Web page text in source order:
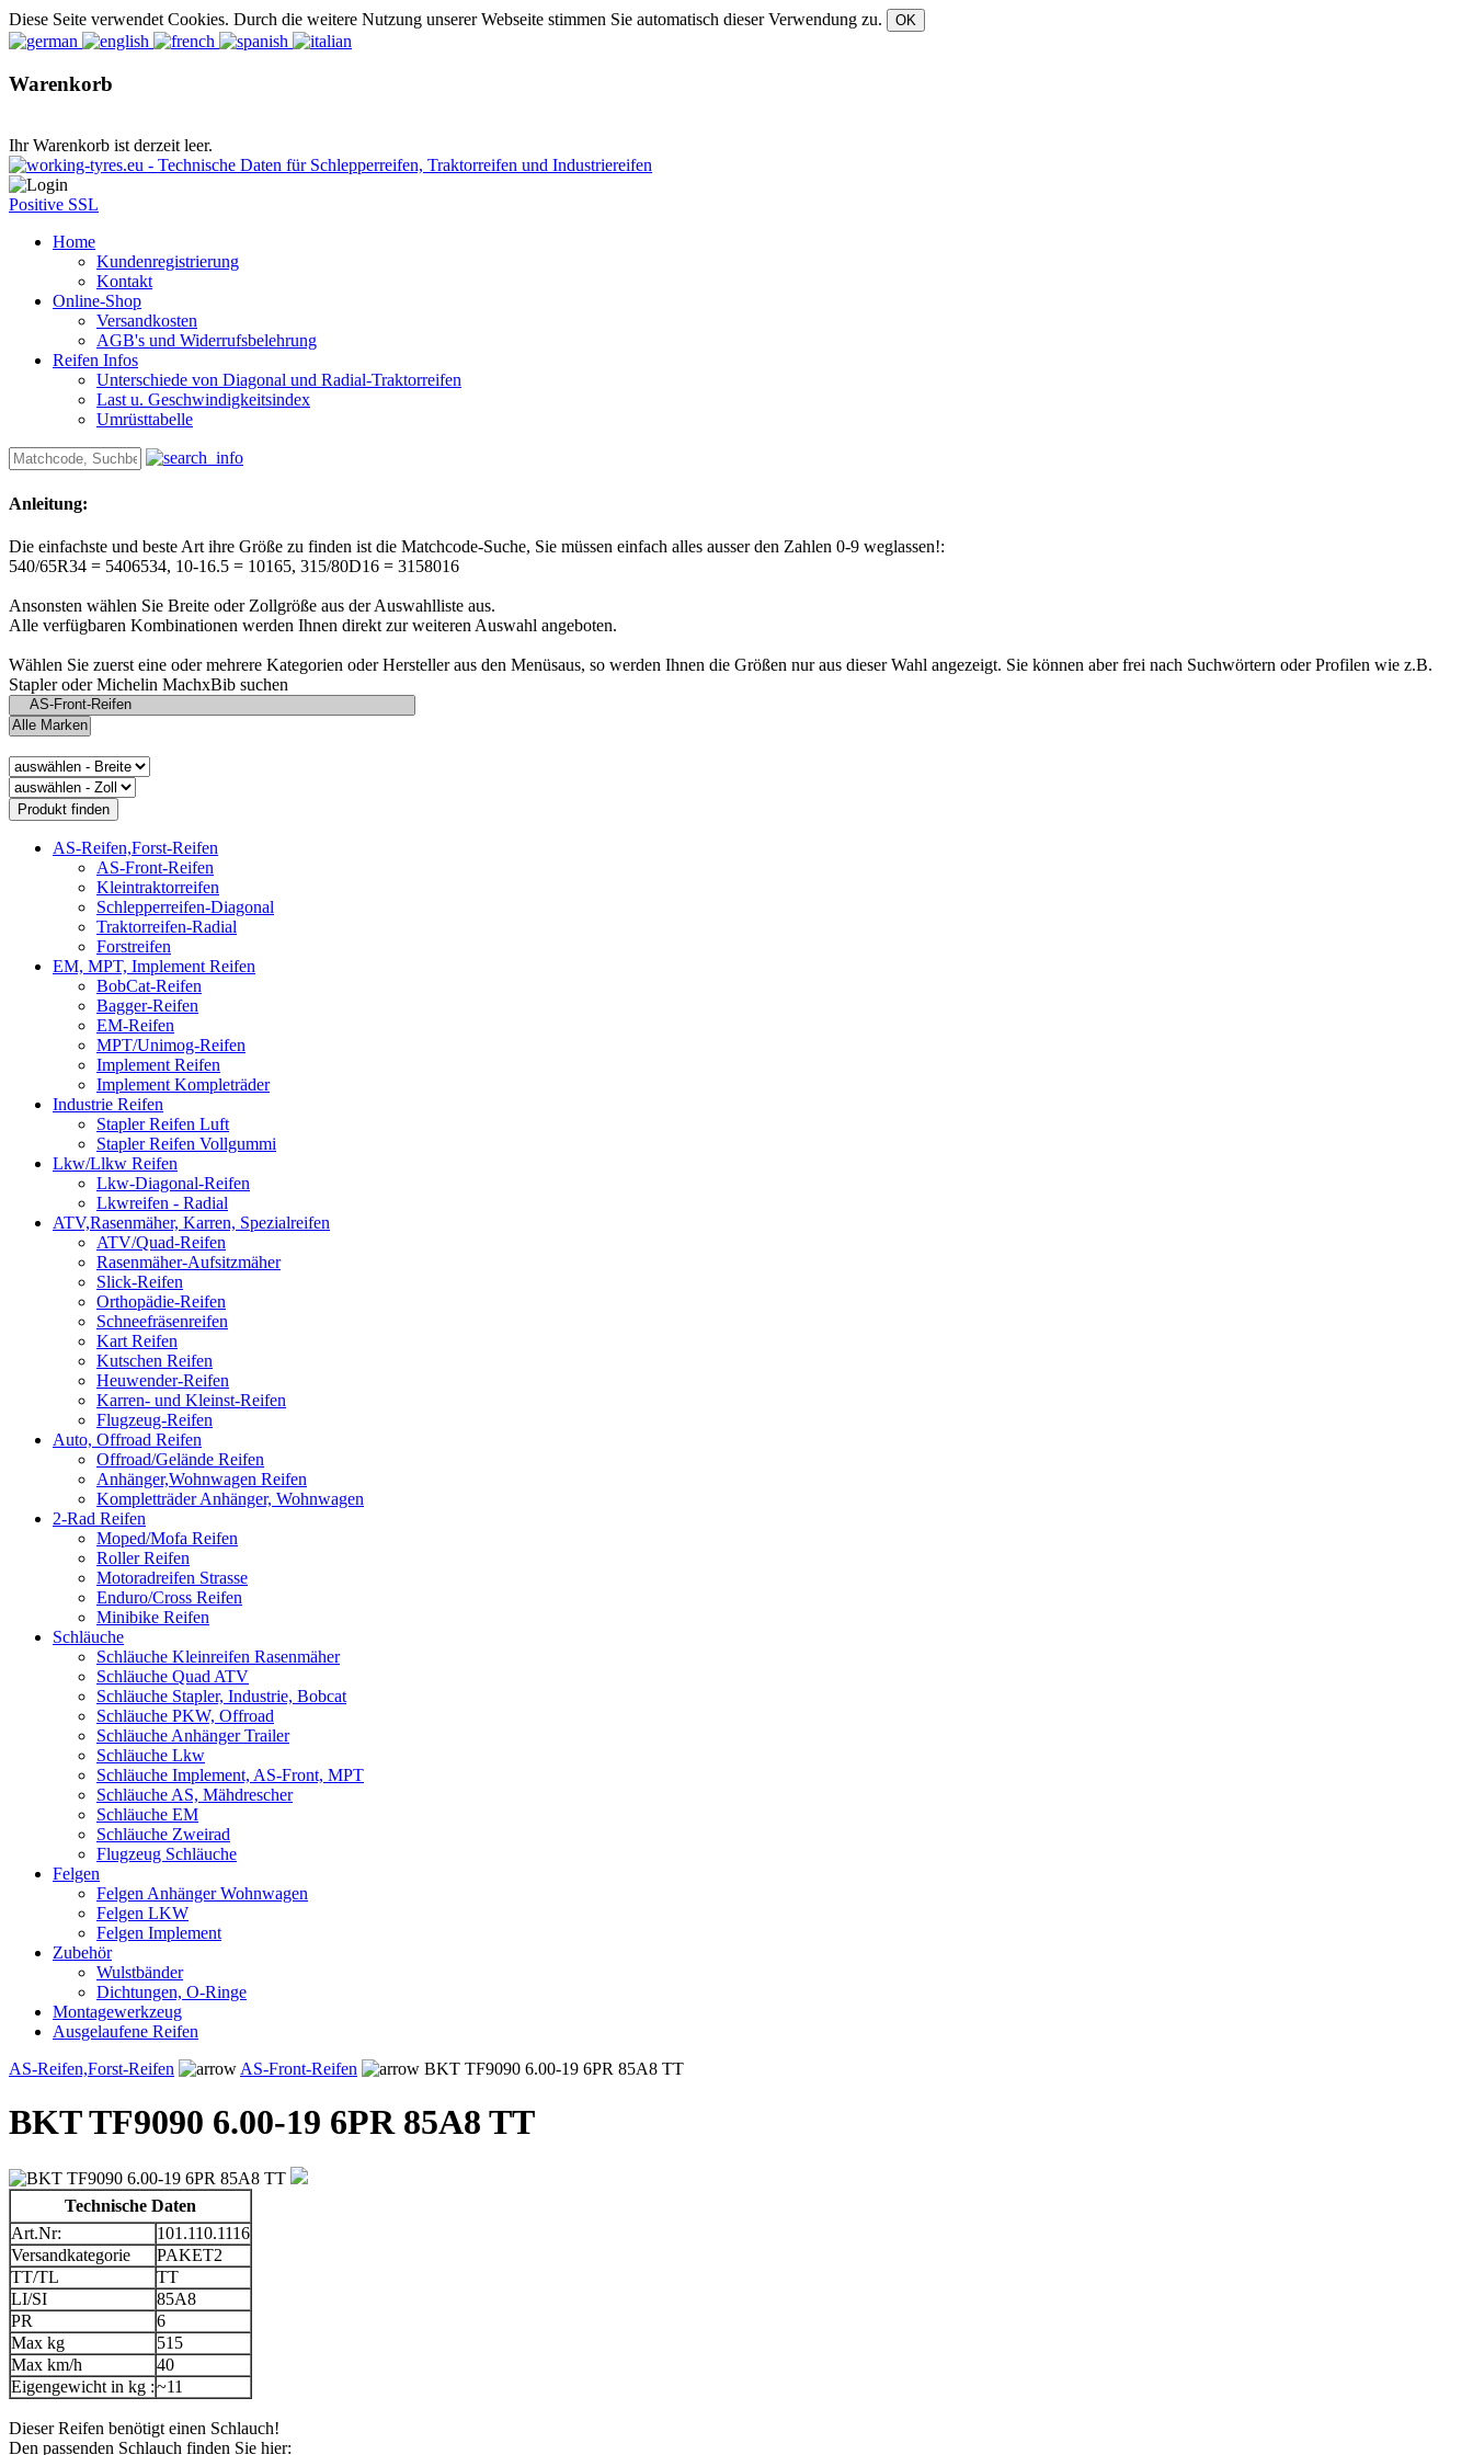
Diese Seite verwendet Cookies. Durch die weitere Nutzung unserer Webseite stimmen Sie automatisch dieser Verwendung zu.
Warenkorb
Ihr Warenkorb ist derzeit leer.
Positive SSL
Home
Kundenregistrierung
Kontakt
Online-Shop
Versandkosten
AGB's und Widerrufsbelehrung
Reifen Infos
Unterschiede von Diagonal und Radial-Traktorreifen
Last u. Geschwindigkeitsindex
Umrüsttabelle
Anleitung:
Die einfachste und beste Art ihre Größe zu finden ist die Matchcode-Suche, Sie müssen einfach alles ausser den Zahlen 0-9 weglassen!:
540/65R34 = 5406534, 10-16.5 = 10165, 315/80D16 = 3158016
Ansonsten wählen Sie Breite oder Zollgröße aus der Auswahlliste aus.
Alle verfügbaren Kombinationen werden Ihnen direkt zur weiteren Auswahl angeboten.
Wählen Sie zuerst eine oder mehrere Kategorien oder Hersteller aus den Menüsaus, so werden Ihnen die Größen nur aus dieser Wahl angezeigt. Sie können aber frei nach Suchwörtern oder Profilen wie z.B.
Stapler oder Michelin MachxBib suchen
AS-Reifen,Forst-Reifen
AS-Front-Reifen
Kleintraktorreifen
Schlepperreifen-Diagonal
Traktorreifen-Radial
Forstreifen
EM, MPT, Implement Reifen
BobCat-Reifen
Bagger-Reifen
EM-Reifen
MPT/Unimog-Reifen
Implement Reifen
Implement Kompleträder
Industrie Reifen
Stapler Reifen Luft
Stapler Reifen Vollgummi
Lkw/Llkw Reifen
Lkw-Diagonal-Reifen
Lkwreifen - Radial
ATV,Rasenmäher, Karren, Spezialreifen
ATV/Quad-Reifen
Rasenmäher-Aufsitzmäher
Slick-Reifen
Orthopädie-Reifen
Schneefräsenreifen
Kart Reifen
Kutschen Reifen
Heuwender-Reifen
Karren- und Kleinst-Reifen
Flugzeug-Reifen
Auto, Offroad Reifen
Offroad/Gelände Reifen
Anhänger,Wohnwagen Reifen
Kompletträder Anhänger, Wohnwagen
2-Rad Reifen
Moped/Mofa Reifen
Roller Reifen
Motoradreifen Strasse
Enduro/Cross Reifen
Minibike Reifen
Schläuche
Schläuche Kleinreifen Rasenmäher
Schläuche Quad ATV
Schläuche Stapler, Industrie, Bobcat
Schläuche PKW, Offroad
Schläuche Anhänger Trailer
Schläuche Lkw
Schläuche Implement, AS-Front, MPT
Schläuche AS, Mähdrescher
Schläuche EM
Schläuche Zweirad
Flugzeug Schläuche
Felgen
Felgen Anhänger Wohnwagen
Felgen LKW
Felgen Implement
Zubehör
Wulstbänder
Dichtungen, O-Ringe
Montagewerkzeug
Ausgelaufene Reifen
AS-Reifen,Forst-Reifen
AS-Front-Reifen BKT TF9090 6.00-19 6PR 85A8 TT
BKT TF9090 6.00-19 6PR 85A8 TT
Technische Daten
Art.Nr:
101.110.1116
Versandkategorie
PAKET2
TT/TL
TT
LI/SI
85A8
PR
6
Max kg
515
Max km/h
40
Eigengewicht in kg :~11
Dieser Reifen benötigt einen Schlauch!
Den passenden Schlauch finden Sie hier: